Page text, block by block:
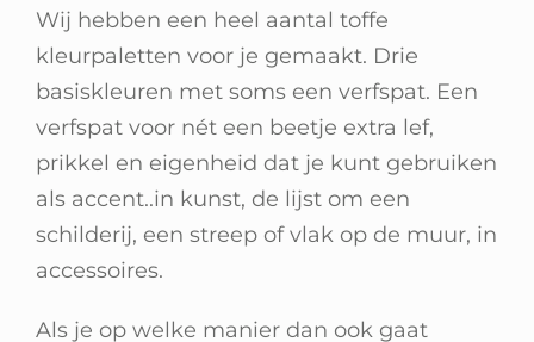
Wij hebben een heel aantal toffe
kleurpaletten voor je gemaakt. Drie
basiskleuren met soms een verfspat. Een
verfspat voor nét een beetje extra lef,
prikkel en eigenheid dat je kunt gebruiken
als accent..in kunst, de lijst om een
schilderij, een streep of vlak op de muur, in
accessoires.
Als je op welke manier dan ook gaat